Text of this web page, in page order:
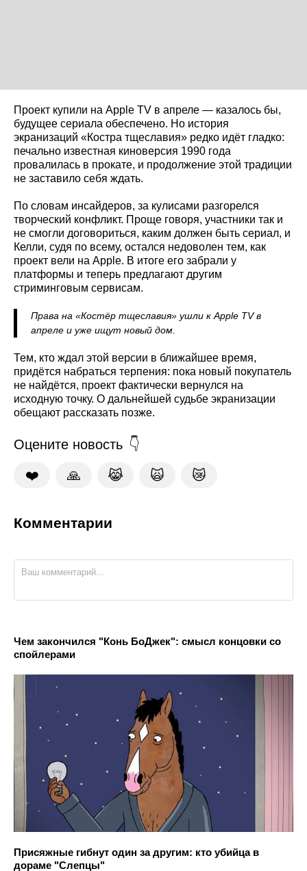
Проект купили на Apple TV в апреле — казалось бы,
будущее сериала обеспечено. Но история
экранизаций «Костра тщеславия» редко идёт гладко:
печально известная киноверсия 1990 года
провалилась в прокате, и продолжение этой традиции
не заставило себя ждать.
По словам инсайдеров, за кулисами разгорелся
творческий конфликт. Проще говоря, участники так и
не смогли договориться, каким должен быть сериал, и
Келли, судя по всему, остался недоволен тем, как
проект вели на Apple. В итоге его забрали у
платформы и теперь предлагают другим
стриминговым сервисам.
Права на «Костёр тщеславия» ушли к Apple TV в
апреле и уже ищут новый дом.
Тем, кто ждал этой версии в ближайшее время,
придётся набраться терпения: пока новый покупатель
не найдётся, проект фактически вернулся на
исходную точку. О дальнейшей судьбе экранизации
обещают рассказать позже.
Оцените новость
❤️ 🙏 😹 🙀 😿
Комментарии
Чем закончился "Конь БоДжек": смысл концовки со
спойлерами
Присяжные гибнут один за другим: кто убийца в
дораме "Слепцы"